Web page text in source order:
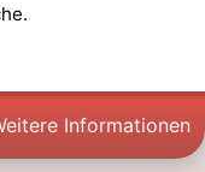
Informationen